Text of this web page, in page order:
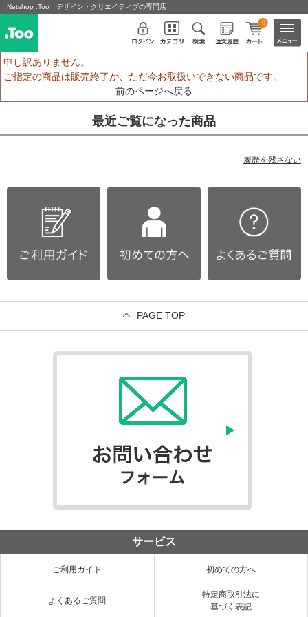
Netshop .Too デザイン・クリエイティブの専門店
0
申し訳ありません。
ご指定の商品は販売終了か、ただ今お取扱いできない商品です。
前のページへ戻る
最近ご覧になった商品
履歴を残さない
PAGE TOP
サービス
ご利用ガイド 初めての方へ
よくあるご質問
特定商取引法に
基づく表記